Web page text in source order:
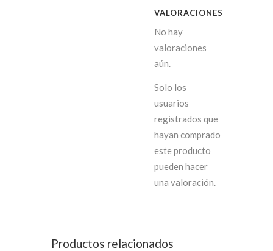
VALORACIONES
No hay
valoraciones
aún.
Solo los
usuarios
registrados que
hayan comprado
este producto
pueden hacer
una valoración.
Productos relacionados